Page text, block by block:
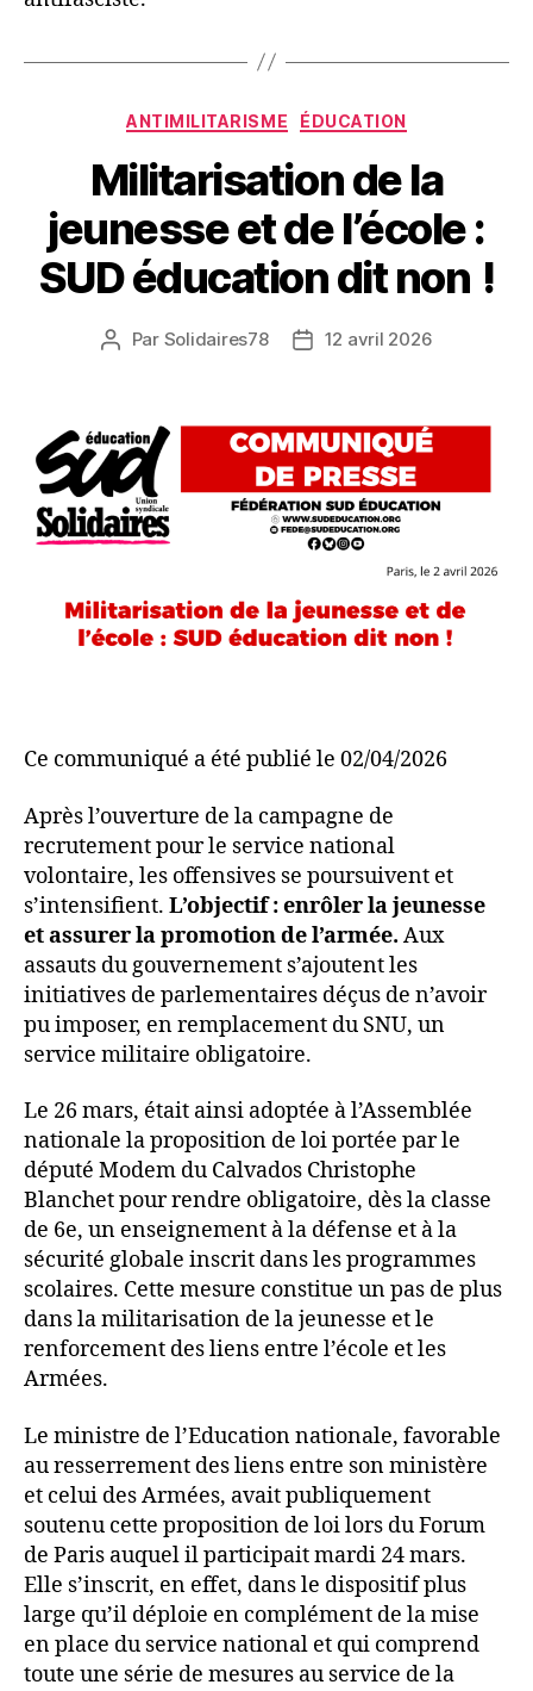
Catégories
ANTIMILITARISME ÉDUCATION
Militarisation de la
jeunesse et de l’école :
SUD éducation dit non !
Auteur
Par Solidaires78
Date12 avril 2026
Ce communiqué a été publié le 02/04/2026
Après l’ouverture de la campagne de
recrutement pour le service national
volontaire, les offensives se poursuivent et
s’intensifient. L’objectif : enrôler la jeunesse
et assurer la promotion de l’armée. Aux
assauts du gouvernement s’ajoutent les
initiatives de parlementaires déçus de n’avoir
pu imposer, en remplacement du SNU, un
service militaire obligatoire.
Le 26 mars, était ainsi adoptée à l’Assemblée
nationale la proposition de loi portée par le
député Modem du Calvados Christophe
Blanchet pour rendre obligatoire, dès la classe
de 6e, un enseignement à la défense et à la
sécurité globale inscrit dans les programmes
scolaires. Cette mesure constitue un pas de plus
dans la militarisation de la jeunesse et le
renforcement des liens entre l’école et les
Armées.
Le ministre de l’Education nationale, favorable
au resserrement des liens entre son ministère
et celui des Armées, avait publiquement
soutenu cette proposition de loi lors du Forum
de Paris auquel il participait mardi 24 mars.
Elle s’inscrit, en effet, dans le dispositif plus
large qu’il déploie en complément de la mise
en place du service national et qui comprend
toute une série de mesures au service de la